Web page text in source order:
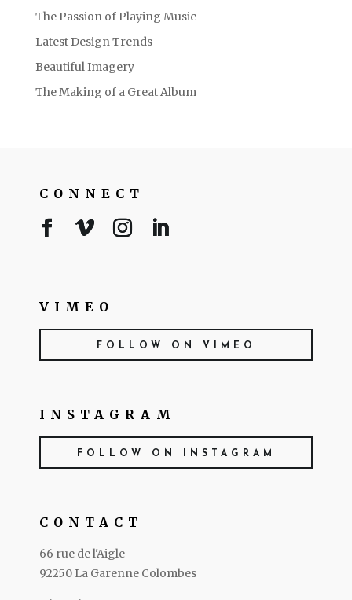
The Passion of Playing Music
Latest Design Trends
Beautiful Imagery
The Making of a Great Album
CONNECT
VIMEO
FOLLOW ON VIMEO
INSTAGRAM
FOLLOW ON INSTAGRAM
CONTACT
66 rue de l'Aigle
92250 La Garenne Colombes